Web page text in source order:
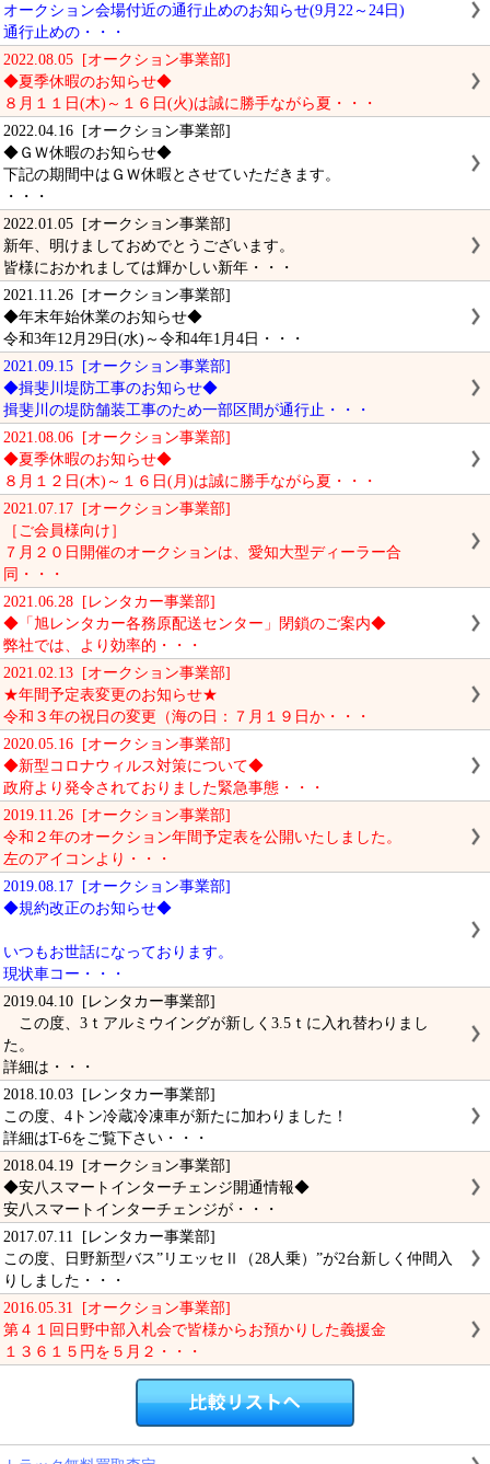
オークション会場付近の通行止めのお知らせ(9月22～24日)
通行止めの・・・
2022.08.05 [オークション事業部]
◆夏季休暇のお知らせ◆
８月１１日(木)～１６日(火)は誠に勝手ながら夏・・・
2022.04.16 [オークション事業部]
◆ＧＷ休暇のお知らせ◆
下記の期間中はＧＷ休暇とさせていただきます。
・・・
2022.01.05 [オークション事業部]
新年、明けましておめでとうございます。
皆様におかれましては輝かしい新年・・・
2021.11.26 [オークション事業部]
◆年末年始休業のお知らせ◆
令和3年12月29日(水)～令和4年1月4日・・・
2021.09.15 [オークション事業部]
◆揖斐川堤防工事のお知らせ◆
揖斐川の堤防舗装工事のため一部区間が通行止・・・
2021.08.06 [オークション事業部]
◆夏季休暇のお知らせ◆
８月１２日(木)～１６日(月)は誠に勝手ながら夏・・・
2021.07.17 [オークション事業部]
［ご会員様向け］
７月２０日開催のオークションは、愛知大型ディーラー合
同・・・
2021.06.28 [レンタカー事業部]
◆「旭レンタカー各務原配送センター」閉鎖のご案内◆
弊社では、より効率的・・・
2021.02.13 [オークション事業部]
★年間予定表変更のお知らせ★
令和３年の祝日の変更（海の日：７月１９日か・・・
2020.05.16 [オークション事業部]
◆新型コロナウィルス対策について◆
政府より発令されておりました緊急事態・・・
2019.11.26 [オークション事業部]
令和２年のオークション年間予定表を公開いたしました。
左のアイコンより・・・
2019.08.17 [オークション事業部]
◆規約改正のお知らせ◆
いつもお世話になっております。
現状車コー・・・
2019.04.10 [レンタカー事業部]
この度、3ｔアルミウイングが新しく3.5ｔに入れ替わりまし
た。
詳細は・・・
2018.10.03 [レンタカー事業部]
この度、4トン冷蔵冷凍車が新たに加わりました！
詳細はT-6をご覧下さい・・・
2018.04.19 [オークション事業部]
◆安八スマートインターチェンジ開通情報◆
安八スマートインターチェンジが・・・
2017.07.11 [レンタカー事業部]
この度、日野新型バス”リエッセⅡ（28人乗）”が2台新しく仲間入
りしました・・・
2016.05.31 [オークション事業部]
第４１回日野中部入札会で皆様からお預かりした義援金
１３６１５円を５月２・・・